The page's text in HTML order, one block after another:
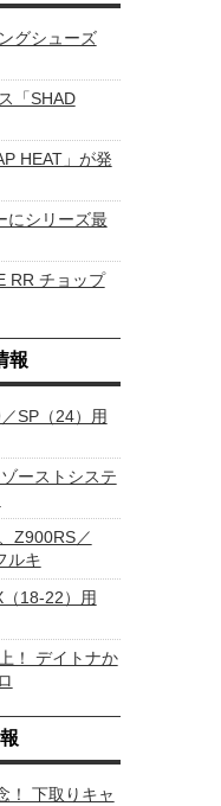
グシューズ
「SHAD
HEAT」が発
にシリーズ最
RR チョップ
報
SP（24）用
ーストシステ
Z900RS／
ルキ
18-22）用
！ デイトナか
！ 下取りキャ